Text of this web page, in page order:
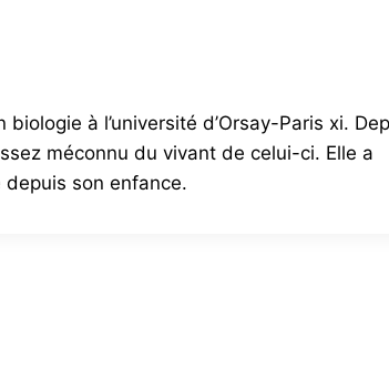
à l’université d’Orsay-Paris xi.
méconnu du vivant de celui-ci. Elle a
depuis son enfance.